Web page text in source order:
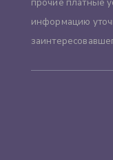
прочие платные
информацию